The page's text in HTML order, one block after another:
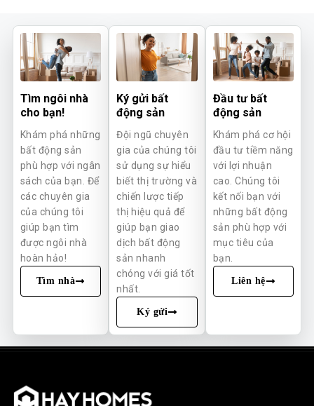
Tìm ngôi nhà
cho bạn!
Khám phá những
bất động sản
phù hợp với ngân
sách của bạn. Để
các chuyên gia
của chúng tôi
giúp bạn tìm
được ngôi nhà
hoàn hảo!
Tìm nhà
Ký gửi bất
động sản
Đội ngũ chuyên
gia của chúng tôi
sử dụng sự hiểu
biết thị trường và
chiến lược tiếp
thị hiệu quả để
giúp bạn giao
dịch bất động
sản nhanh
chóng với giá tốt
nhất.
Ký gửi
Đầu tư bất
động sản
Khám phá cơ hội
đầu tư tiềm năng
với lợi nhuận
cao. Chúng tôi
kết nối bạn với
những bất động
sản phù hợp với
mục tiêu của
bạn.
Liên hệ